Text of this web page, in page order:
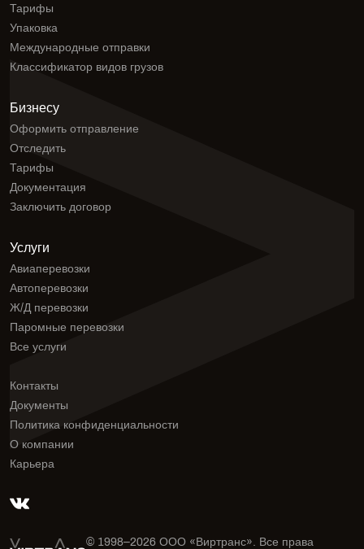
© 1998–2026ООО «Виртранс». Все права
Тарифы
Упаковка
Международные отправки
Классификатор видов грузов
Бизнесу
Оформить отправление
Отследить
Тарифы
Документация
Заключить договор
Услуги
Авиаперевозки
Автоперевозки
Ж/Д перевозки
Паромные перевозки
Все услуги
Контакты
Документы
Политика конфиденциальности
О компании
Карьера